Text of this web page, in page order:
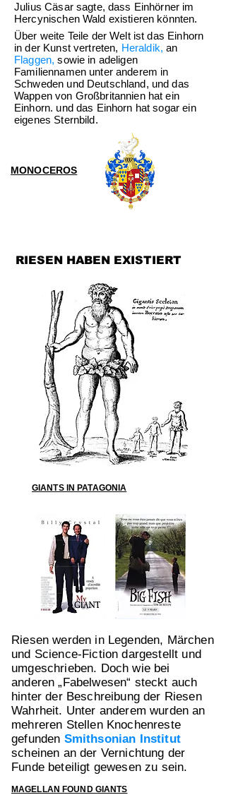
Julius Cäsar sagte, dass Einhörner im
Hercynischen Wald existieren könnten.
Über weite Teile der Welt ist das Einhorn
in der Kunst vertreten, Heraldik, an
Flaggen,sowie in adeligen
Familiennamen unter anderem in
Schweden und Deutschland, und das
Wappen von Großbritannien hat ein
Einhorn. und das Einhorn hat sogar ein
eigenes Sternbild.
MONOCEROS
RIESEN HABEN EXISTIERT
GIANTS IN PATAGONIA
Riesen werden in Legenden, Märchen
und Science-Fiction dargestellt und
umgeschrieben. Doch wie bei
anderen „Fabelwesen“ steckt auch
hinter der Beschreibung der Riesen
Wahrheit. Unter anderem wurden an
mehreren Stellen Knochenreste
gefunden Smithsonian Institut
scheinen an der Vernichtung der
Funde beteiligt gewesen zu sein.
MAGELLAN FOUND GIANTS